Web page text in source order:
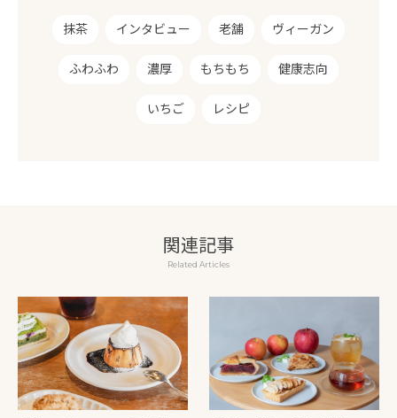
抹茶 インタビュー 老舗 ヴィーガン
ふわふわ 濃厚 もちもち 健康志向
いちご レシピ
関連記事
Related Articles